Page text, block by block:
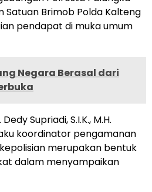
Brimob Polda Kalteng
pendapat di muka umum
Negara Berasal dari
Supriadi, S.I.K., M.H.
koordinator pengamanan
merupakan bentuk
dalam menyampaikan